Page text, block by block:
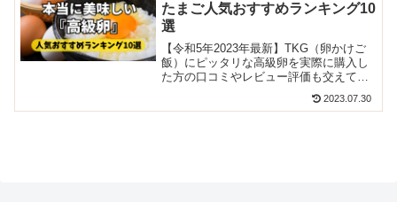
たまご人気おすすめランキング10
選
【令和5年2023年最新】TKG（卵かけご
飯）にピッタリな高級卵を実際に購入し
た方の口コミやレビュー評価も交えて人
けご飯に合う卵の選び方や注意点なども
2023.07.30